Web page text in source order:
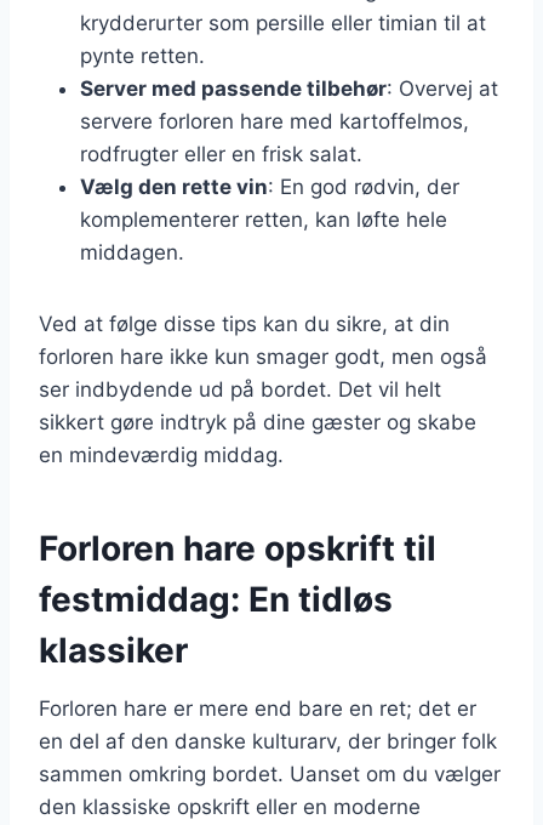
krydderurter som persille eller timian til at
pynte retten.
Server med passende tilbehør: Overvej at
servere forloren hare med kartoffelmos,
rodfrugter eller en frisk salat.
Vælg den rette vin: En god rødvin, der
komplementerer retten, kan løfte hele
middagen.
Ved at følge disse tips kan du sikre, at din
forloren hare ikke kun smager godt, men også
ser indbydende ud på bordet. Det vil helt
sikkert gøre indtryk på dine gæster og skabe
en mindeværdig middag.
Forloren hare opskrift til
festmiddag: En tidløs
klassiker
Forloren hare er mere end bare en ret; det er
en del af den danske kulturarv, der bringer folk
sammen omkring bordet. Uanset om du vælger
den klassiske opskrift eller en moderne